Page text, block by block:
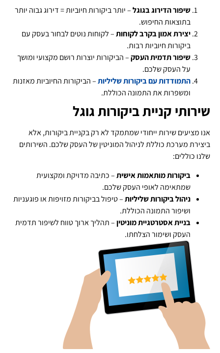
שיפור הדירוג בגוגל– יותר ביקורות חיוביות = דירוג גבוה יותר
בתוצאות החיפוש.
יצירת אמון בקרב לקוחות– לקוחות נוטים לבחור בעסק עם
ביקורות חיוביות רבות.
שיפור תדמית העסק– הביקורות יוצרות רושם מקצועי ומושך
על העסק שלכם.
התמודדות עם ביקורות שליליות– הביקורות החיוביות מאזנות
ומשפרות את התמונה הכוללת.
שירותי קניית ביקורות גוגל
אנו מציעים שירות ייחודי שמתמקד לא רק בקניית ביקורות, אלא
ביצירת מערכת כוללת לניהול המוניטין של העסק שלכם. השירותים
שלנו כוללים:
ביקורות מותאמות אישית– כתיבה מדויקת ומקצועית
שמתאימה לאופי העסק שלכם.
ניהול ביקורות שליליות– טיפול בביקורות מזויפות או פוגעניות
ושיפור התמונה הכוללת.
בניית אסטרטגיית מוניטין– תהליך ארוך טווח לשיפור תדמית
העסק ושימור הצלחתו.